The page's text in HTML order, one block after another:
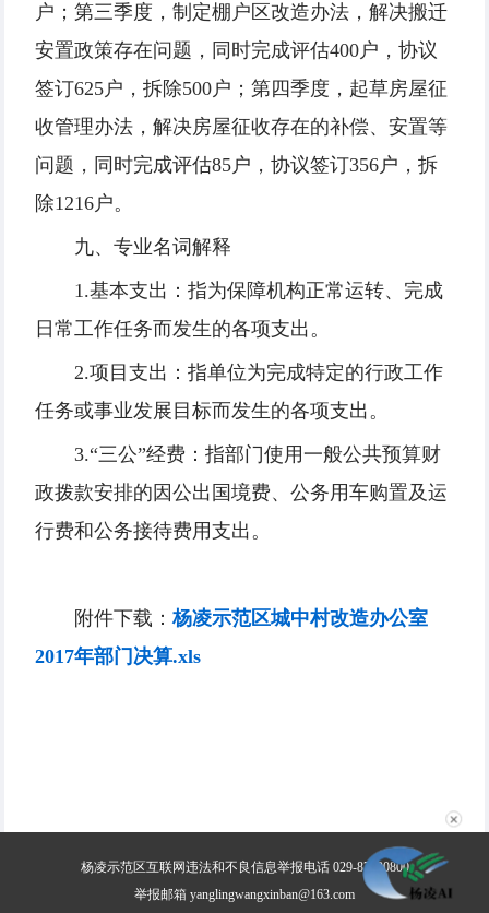
户；第三季度，制定棚户区改造办法，解决搬迁
安置政策存在问题，同时完成评估400户，协议
签订625户，拆除500户；第四季度，起草房屋征
收管理办法，解决房屋征收存在的补偿、安置等
问题，同时完成评估85户，协议签订356户，拆
除1216户。
九、专业名词解释
1.基本支出：指为保障机构正常运转、完成
日常工作任务而发生的各项支出。
2.项目支出：指单位为完成特定的行政工作
任务或事业发展目标而发生的各项支出。
3.“三公”经费：指部门使用一般公共预算财
政拨款安排的因公出国境费、公务用车购置及运
行费和公务接待费用支出。
附件下载：杨凌示范区城中村改造办公室
2017年部门决算.xls
杨凌示范区互联网违法和不良信息举报电话 029-87030800
举报邮箱 yanglingwangxinban@163.com
✕